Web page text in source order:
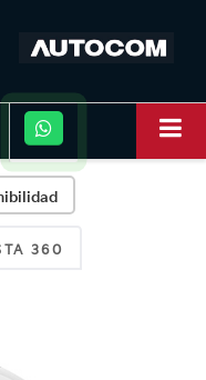
360
No
luego